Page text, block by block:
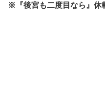
※『後宮も二度目なら